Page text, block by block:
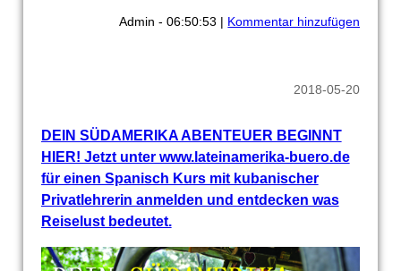
Admin - 06:50:53 | Kommentar hinzufügen
2018-05-20
DEIN SÜDAMERIKA ABENTEUER BEGINNT
HIER! Jetzt unter www.lateinamerika-buero.de
für einen Spanisch Kurs mit kubanischer
Privatlehrerin anmelden und entdecken was
Reiselust bedeutet.